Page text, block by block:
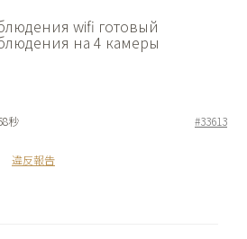
wifi готовый
на 4 камеры
秒 #33613
違反報告